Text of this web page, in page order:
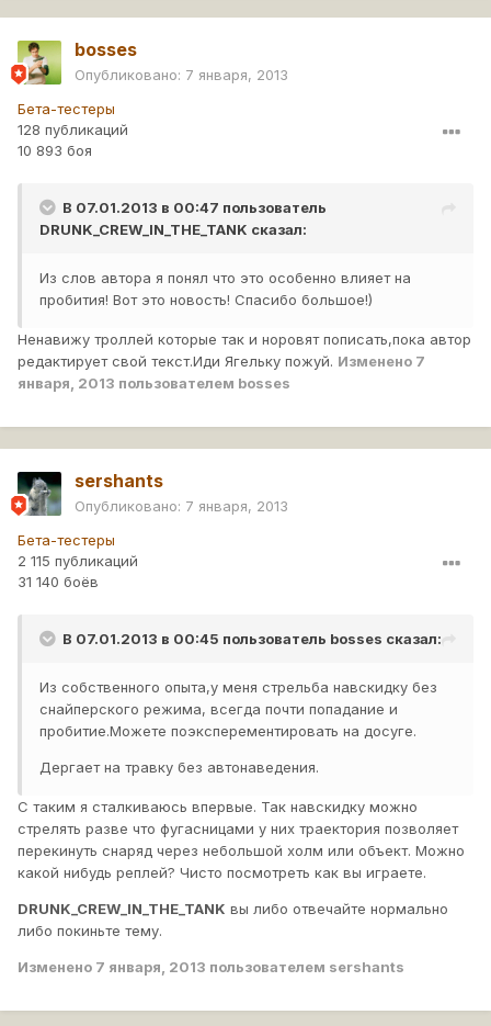
bosses
Опубликовано: 7 января, 2013
Бета-тестеры
128 публикаций
10 893 боя
В 07.01.2013 в 00:47 пользователь
DRUNK_CREW_IN_THE_TANK сказал:
Из слов автора я понял что это особенно влияет на
пробития! Вот это новость! Спасибо большое!)
Ненавижу троллей которые так и норовят пописать,пока автор
редактирует свой текст.Иди Ягельку пожуй. Изменено 7
января, 2013 пользователем bosses
sershants
Опубликовано: 7 января, 2013
Бета-тестеры
2 115 публикаций
31 140 боёв
В 07.01.2013 в 00:45 пользователь bosses сказал:
Из собственного опыта,у меня стрельба навскидку без
снайперского режима, всегда почти попадание и
пробитие.Можете поэксперементировать на досуге.
Дергает на травку без автонаведения.
С таким я сталкиваюсь впервые. Так навскидку можно
стрелять разве что фугасницами у них траектория позволяет
перекинуть снаряд через небольшой холм или объект. Можно
какой нибудь реплей? Чисто посмотреть как вы играете.
DRUNK_CREW_IN_THE_TANK вы либо отвечайте нормально
либо покиньте тему.
Изменено 7 января, 2013 пользователем sershants